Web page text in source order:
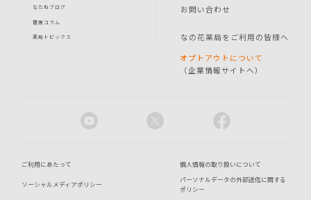
なたねブログ
健康コラム
薬局トピックス
お問い合わせ
なの花薬局をご利用の皆様へ
オプトアウトについて
（企業情報サイトへ）
ご利用にあたって 個人情報の取り扱いについて
ソーシャルメディアポリシー
パーソナルデータの外部送信に関する
ポリシー